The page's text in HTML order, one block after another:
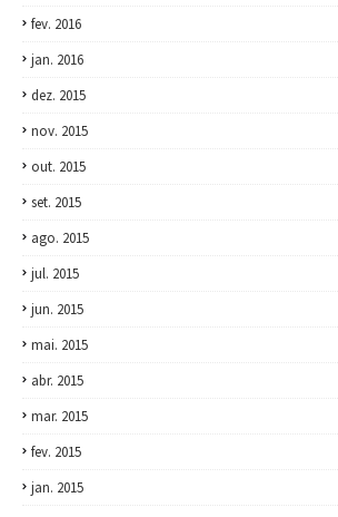
fev. 2016
jan. 2016
dez. 2015
nov. 2015
out. 2015
set. 2015
ago. 2015
jul. 2015
jun. 2015
mai. 2015
abr. 2015
mar. 2015
fev. 2015
jan. 2015